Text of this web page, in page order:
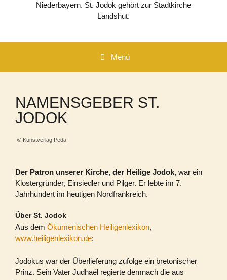
Niederbayern. St. Jodok gehört zur Stadtkirche
Landshut.
Menü
NAMENSGEBER ST.
JODOK
© Kunstverlag Peda
Der Patron unserer Kirche, der Heilige Jodok, war ein
Klostergründer, Einsiedler und Pilger. Er lebte im 7.
Jahrhundert im heutigen Nordfrankreich.
Über St. Jodok
Aus dem Ökumenischen Heiligenlexikon,
www.heiligenlexikon.de:
Jodokus war der Überlieferung zufolge ein bretonischer
Prinz. Sein Vater Judhaël regierte demnach die aus